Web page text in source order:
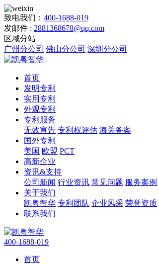
致电我们： 400-1688-019
发邮件 : 2881368678@qq.com
区域分站
广州分公司 佛山分公司 深圳分公司
首页
发明专利
实用专利
外观专利
专利服务
无效宣告 专利权评估 海关备案
国外专利
美国 欧盟 PCT
高新企业
资讯&支持
公司新闻 行业资讯 常见问题 服务案例
关于我们
凯粤智华 专利团队 企业风采 荣誉资质
联系我们
400-1688-019
首页